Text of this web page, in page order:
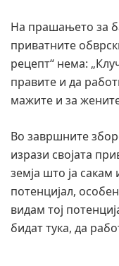
На прашањето за
приватните
рецепт“ нема:
правите и да
мажите и за
Во завршните
изрази својата
земја што ја
потенцијал,
видам тој
бидат тука, да